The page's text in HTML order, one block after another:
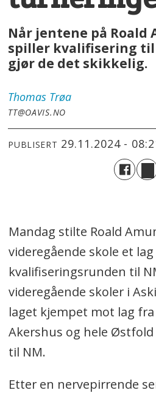
Når jentene på Roald
spiller kvalifisering til
gjør de det skikkelig.
Thomas Trøa
TT@OAVIS.NO
PUBLISERT 29.11.2024 -
Mandag stilte Roald
videregående skole et lag
kvalifiseringsrunden til
videregående skoler i
laget kjempet mot lag fra
Akershus og hele
til NM.
Etter en nervepirrende